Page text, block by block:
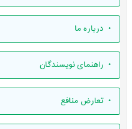
• درباره ما
• راهنمای نویسندگان
• تعارض منافع